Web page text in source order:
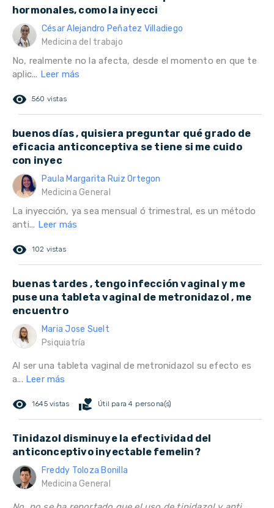
hormonales, como la inyecci
César Alejandro Peñatez Villadiego
Medicina del trabajo
No, realmente no la afecta, desde el momento en que te
aplic... Leer más
remove_red_eye 560 vistas
buenos días , quisiera preguntar qué grado de
eficacia anticonceptiva se tiene si me cuido
con inyec
Paula Margarita Ruiz Ortegon
Medicina General
La inyección, ya sea mensual ó trimestral, es un método
anti... Leer más
remove_red_eye 102 vistas
buenas tardes , tengo infección vaginal y me
puse una tableta vaginal de metronidazol , me
encuentro
Maria Jose Suelt
Psiquiatría
Al ser una tableta vaginal de metronidazol su efecto es
a... Leer más
remove_red_eye 1645 vistas volunteer_activism Útil para 4 persona(s)
Tinidazol disminuye la efectividad del
anticonceptivo inyectable femelin?
Freddy Toloza Bonilla
Medicina General